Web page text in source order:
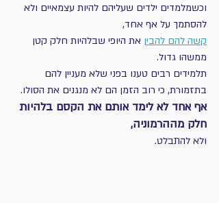
וכשמלמדים ילדים שעליהם להיות עצמאיים ולא
להסתמך על אף אחד,
קשה להם להבין את היופי שבלהיות חלק קטן
ממשהו גדול.
תלמידים רבים טענו בפני שלא מעניין להם
בתזמורת, כי רוב הזמן הם לא מנגנים את הסולו.
אף אחד לא לימד אותם את הקסם בלהיות
חלק מההרמוניה,
ולא להתבלט.